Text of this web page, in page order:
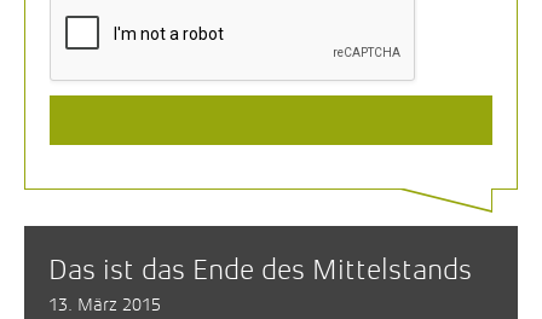
Das ist das Ende des Mittelstands
13. März 2015